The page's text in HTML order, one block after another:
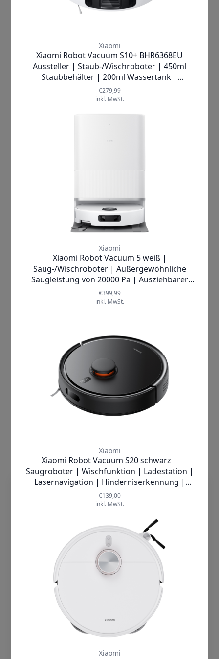
Produkthighlights:
4000 Pa starke Saugleistung
Absturz- & Hindernissensor
Beschreibung
Saugt den Boden, ohne sich zu verirren
Der Xiaomi Robot Vacuum S12 ist mit
Lasernavigationstechnologie ausgestattet, die
ein 360°-Scannen ermöglicht, die häusliche
Erhöhter LDS-Sensor
Der Roboter ist mit einem hochmodernen Laser-
Distanzsensor ausgestattet, der eine präzise
Positionierung, genaue Abstandsmessungen
und bessere Leistung ermöglicht.
Benutzerdefinierte Kartierung
Mit der Xiaomi Home App lassen sich präzise
Karten erstellen und der Reinigungsplan
Dank des starken bürstenlosen Motors entfernt
der Saugroboter mühelos Staub und Haare. Es
verfügt außerdem über einen 2-in-1-Wassertank
und Staubbehälter, was praktisch und
Effektive Feuchtigkeitsregulierung
Der smarte Wassertank gibt das Wasser
gleichmäßig ab, um eine konstante Feuchtigkeit
zu gewährleisten, ohne den Boden zu
durchnässen. Es gibt drei verschiedene
Wassereinstellungen für die Reinigung
unterschiedliche Bodenbeläge.
Zickzack- und Y-förmige Reinigungswege
Das zickzackförmige Wischen sorgt für
maximale Reinigungseffizienz, während das Y-
simuliert, indem wiederholt von links nach
dieTechnik.de nutzt Cookies, damit wir
unsere Seiten sicher und zuverlässig
Deine Nutzererfahrung einschließlich
relevanter Inhalte und personalisierter
Werbung auf unseren Seiten verbessern
können. Mit Klick auf „Cookies
akzeptieren“ willigst Du zum einen in die
Verwendung von Cookies ein. Zum
anderen holen wir auf diese Weise –
soweit erforderlich – deine Einwilligung in
die auf diesen Cookies basierende
Verarbeitung Deiner Daten ein,
Daten an unsere Marketingpartner